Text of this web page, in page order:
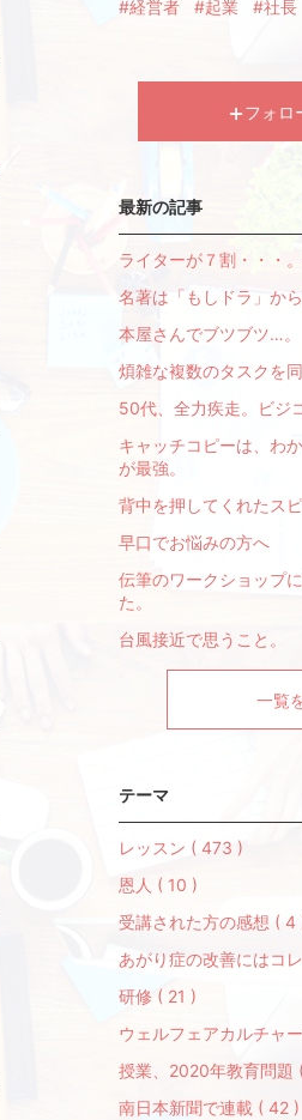
#経営者 #起業 #社長
フォロ
最新の記事
ライターが７割・・・
名著は「もしドラ」から
本屋さんでブツブツ…。
煩雑な複数のタスクを同
50代、全力疾走。ビジ
キャッチコピーは、わ
が最強。
背中を押してくれたスピ
早口でお悩みの方へ
伝筆のワークショップ
た。
台風接近で思うこと。
一覧
テーマ
レッスン ( 473 )
恩人 ( 10 )
受講された方の感想 ( 4
あがり症の改善にはコ
研修 ( 21 )
ウェルフェアカルチャ
授業、2020年教育問題
南日本新聞で連載 ( 42 )